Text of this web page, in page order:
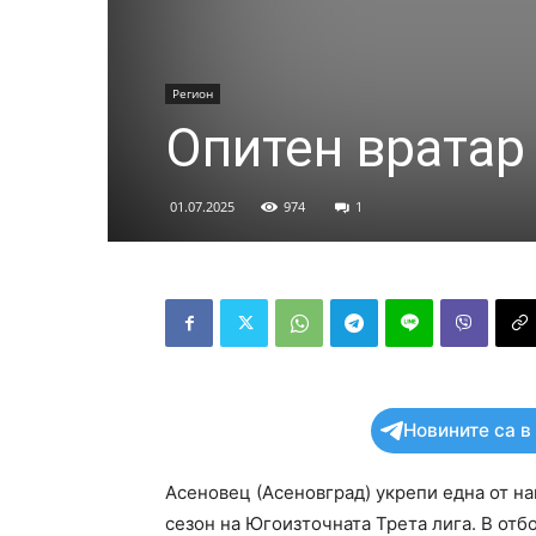
Регион
Опитен
01.07.2025 974 1
Новините са
Асеновец (Асеновград) укрепи една от
сезон на Югоизточната Трета лига. В